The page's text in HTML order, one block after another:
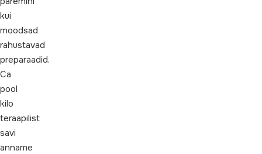
kui
moodsad
rahustavad
preparaadid.
Ca
pool
kilo
teraapilist
savi
anname